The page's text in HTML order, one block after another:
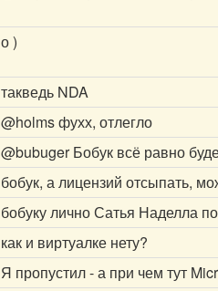
о )
такведь NDA
@holmsфухх, отлегло
@bubugerБобук всё равно
бобук, а лицензий отсыпать,
бобуку лично Сатья Наделла
как и виртуалке нету?
Я пропустил - а при чем тут